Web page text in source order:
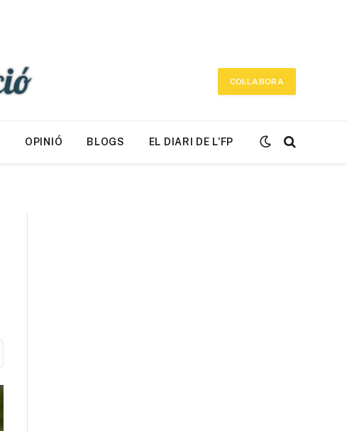
COL·LABORA
OPINIÓ BLOGS EL DIARI DE L’FP